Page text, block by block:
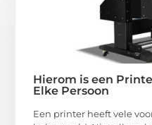
Hierom is een
Elke Persoon
Een printer heeft vele